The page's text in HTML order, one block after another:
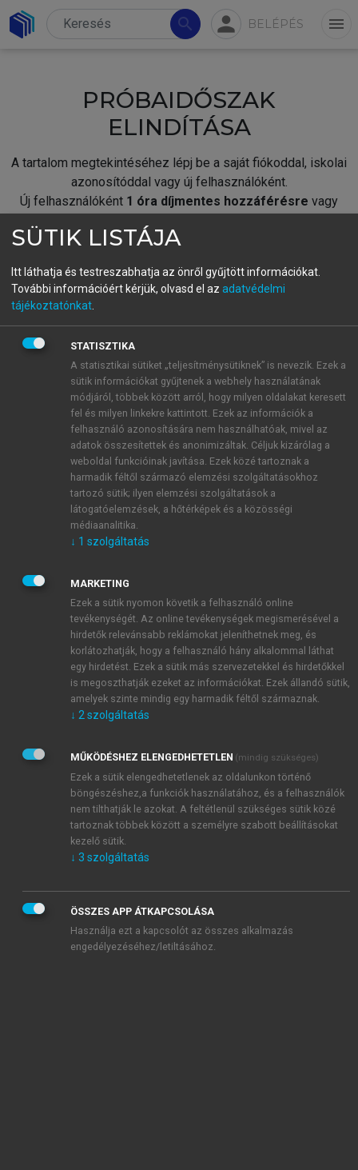
search person BELÉPÉS menu
PRÓBAIDŐSZAK
ELINDÍTÁSA
A tartalom megtekintéséhez lépj be a saját fiókoddal, iskolai
azonosítóddal vagy új felhasználóként.
Új felhasználóként 1 óra díjmentes hozzáférésre vagy
fiókoddal,vagy hozz létre új fiókot.
A regisztráció után apróbaidőszakautomatikusan
BELÉPÉS SAJÁT FIÓKKAL
ÚJ FIÓK LÉTREHOZÁSA
1 óra díjmentes hozzáférés
E-MAIL-CÍM
JELSZÓ
JELSZÓ ÚJRA
Kérek értesítést a MeRSZ újdonságairól, akcióiról.
Kérek értesítést az Akadémiai Kiadó Zrt. újdonságairól,
Adatkezelési tájékoztatóbanfoglaltakat tudomásul
veszem és elfogadom.
Általános vásárlási feltételeket, valamint a szotar.netés a
mersz.huoldalak licencszerződéseiben foglaltakat
tudomásul veszem és elfogadom.
KIPRÓBÁLOM
SÜTIK LISTÁJA
Itt láthatja és testreszabhatja az önről gyűjtött információkat.
További információért kérjük, olvasd el az adatvédelmi
tájékoztatónkat
STATISZTIKA
A statisztikai sütiket „teljesítménysütiknek” is nevezik. Ezek a
sütik információkat gyűjtenek a webhely használatának
módjáról, többek között arról, hogy milyen oldalakat keresett
fel és milyen linkekre kattintott. Ezek az információk a
felhasználó azonosítására nem használhatóak, mivel az
adatok összesítettek és anonimizáltak. Céljuk kizárólag a
weboldal funkcióinak javítása. Ezek közé tartoznak a
harmadik féltől származó elemzési szolgáltatásokhoz
tartozó sütik; ilyen elemzési szolgáltatások a
látogatóelemzések, a hőtérképek és a közösségi
médiaanalitika.
↓ 1 szolgáltatás
MARKETING
Ezek a sütik nyomon követik a felhasználó online
tevékenységét. Az online tevékenységek megismerésével a
hirdetők relevánsabb reklámokat jeleníthetnek meg, és
korlátozhatják, hogy a felhasználó hány alkalommal láthat
egy hirdetést. Ezek a sütik más szervezetekkel és hirdetőkkel
is megoszthatják ezeket az információkat. Ezek állandó sütik,
amelyek szinte mindig egy harmadik féltől származnak.
↓ 2 szolgáltatás
MŰKÖDÉSHEZ ELENGEDHETETLEN (mindig szükséges)
Ezek a sütik elengedhetetlenek az oldalunkon történő
böngészéshez,a funkciók használatához, és a felhasználók
nem tilthatják le azokat. A feltétlenül szükséges sütik közé
tartoznak többek között a személyre szabott beállításokat
kezelő sütik.
↓ 3 szolgáltatás
ÖSSZES APP ÁTKAPCSOLÁSA
Használja ezt a kapcsolót az összes alkalmazás
engedélyezéséhez/letiltásához.